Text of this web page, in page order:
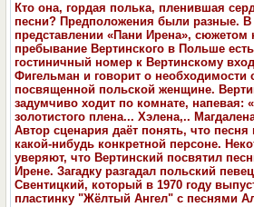
Кто она, гордая полька, пленившая
песни? Предположения были разные. В
представлении «Пани Ирена», сюжетом
пребывание Вертинского в Польше
гостиничный номер к Вертинскому
Фигельман и говорит о необходимости
посвященной польской женщине.
задумчиво ходит по комнате, напевая:
золотистого плена... Хэлена,..
Автор сценария даёт понять, что
какой-нибудь конкретной персоне.
уверяют, что Вертинский посвятил
Ирене. Загадку разгадал польский
Свентицкий, который в 1970 году
пластинку "Жёлтый Ангел" с песнями